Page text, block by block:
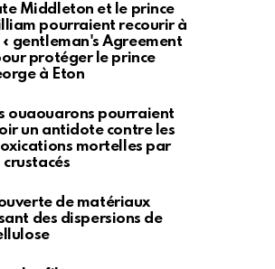
Middleton et le prince
pourraient recourir à
« gentleman's Agreement
protéger le prince
à Eton
ouaouarons pourraient
un antidote contre les
mortelles par
crustacés
de matériaux
des dispersions de